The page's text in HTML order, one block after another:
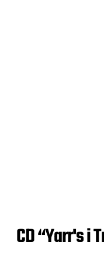
CD “Yarr's i